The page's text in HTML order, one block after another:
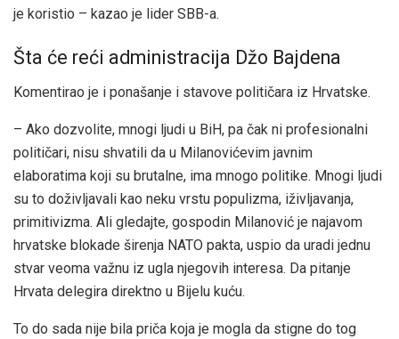
je koristio – kazao je lider SBB-a.
Šta će reći administracija Džo Bajdena
Komentirao je i ponašanje i stavove političara iz Hrvatske.
– Ako dozvolite, mnogi ljudi u BiH, pa čak ni profesionalni
političari, nisu shvatili da u Milanovićevim javnim
elaboratima koji su brutalne, ima mnogo politike. Mnogi ljudi
su to doživljavali kao neku vrstu populizma, iživljavanja,
primitivizma. Ali gledajte, gospodin Milanović je najavom
hrvatske blokade širenja NATO pakta, uspio da uradi jednu
stvar veoma važnu iz ugla njegovih interesa. Da pitanje
Hrvata delegira direktno u Bijelu kuću.
To do sada nije bila priča koja je mogla da stigne do tog